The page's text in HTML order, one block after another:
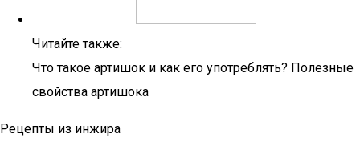
Читайте также:
Что такое артишок и как его употреблять? Полезные
свойства артишока
Рецепты из инжира